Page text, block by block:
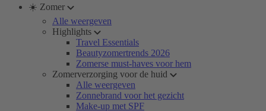
☀️ Zomer
Alle weergeven
Highlights
Travel Essentials
Beautyzomertrends 2026
Zomerse must-haves voor hem
Zomerverzorging voor de huid
Alle weergeven
Zonnebrand voor het gezicht
Make-up met SPF